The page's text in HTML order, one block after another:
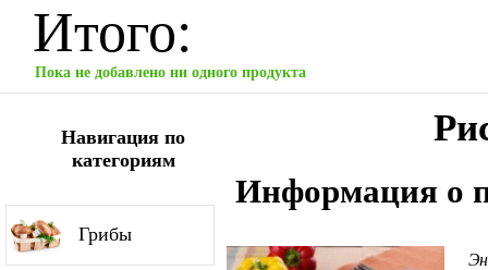
Итого:
Пока не добавлено ни одного продукта
Навигация по
категориям
Грибы
Информация о